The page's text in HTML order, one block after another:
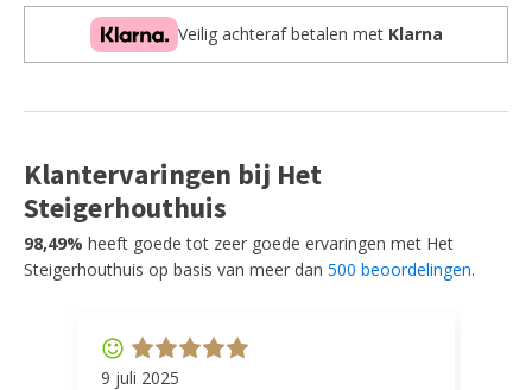
Veilig achteraf betalen met Klarna
Klantervaringen bij Het
Steigerhouthuis
98,49% heeft goede tot zeer goede ervaringen met Het
Steigerhouthuis op basis van meer dan 500 beoordelingen.
9 juli 2025